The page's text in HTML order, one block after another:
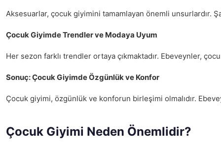
Aksesuarlar, çocuk giyimini tamamlayan önemli unsurlardır.
Çocuk Giyimde Trendler ve Modaya Uyum
Her sezon farklı trendler ortaya çıkmaktadır. Ebeveynler,
Sonuç: Çocuk Giyimde Özgünlük ve Konfor
Çocuk giyimi, özgünlük ve konforun birleşimi olmalıdır.
Çocuk Giyimi Neden Önemlidir?